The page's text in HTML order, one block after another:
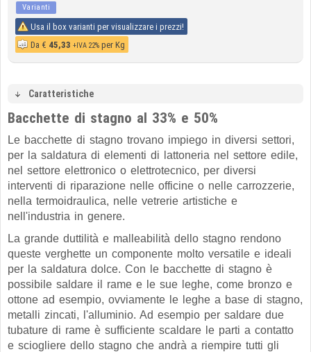
Varianti
Usa il box varianti per visualizzare i prezzi!
Da € 45,33 +IVA 22% per Kg
Caratteristiche
Bacchette di stagno al 33% e 50%
Le bacchette di stagno trovano impiego in diversi settori,
per la saldatura di elementi di lattoneria nel settore edile,
nel settore elettronico o elettrotecnico, per diversi
interventi di riparazione nelle officine o nelle carrozzerie,
nella termoidraulica, nelle vetrerie artistiche e
nell'industria in genere.
La grande duttilità e malleabilità dello stagno rendono
queste verghette un componente molto versatile e ideali
per la saldatura dolce. Con le bacchette di stagno è
possibile saldare il rame e le sue leghe, come bronzo e
ottone ad esempio, ovviamente le leghe a base di stagno,
metalli zincati, l'alluminio. Ad esempio per saldare due
tubature di rame è sufficiente scaldare le parti a contatto
e sciogliere dello stagno che andrà a riempire tutti gli